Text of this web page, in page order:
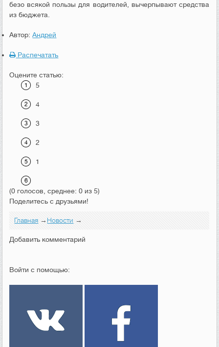
безо всякой пользы для водителей, вычерпывают средства
из бюджета.
Автор:Андрей
Распечатать
Оцените статью:
5
4
3
2
1
(0 голосов, среднее: 0 из 5)
Поделитесь с друзьями!
Главная →Новости →
Добавить комментарий
Войти с помощью: